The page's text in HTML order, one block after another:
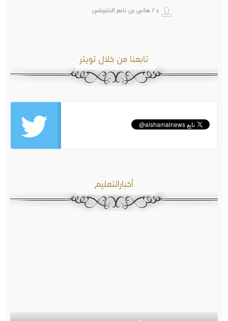
د / هاني بن ناصر الحتيرشي
تابعنا من خلال تويتر
أخبارالتعليم